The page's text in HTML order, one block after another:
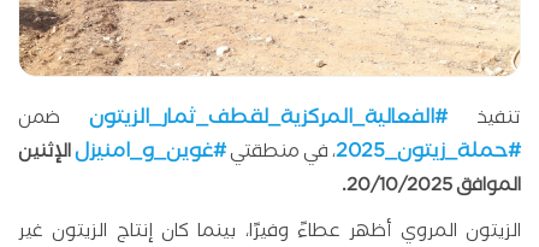
تنفيذ#الفعالية_المركزية_لقطف_ثمار_الزيتون ضمن
#حملة_زيتون_2025 ، في منطقتي#غوين_و_امنيزلالإثنين
الموافق 20/10/2025.
الزيتون المروي أظهر عطاءً وفيرًا، بينما كان إنتاج الزيتون غير